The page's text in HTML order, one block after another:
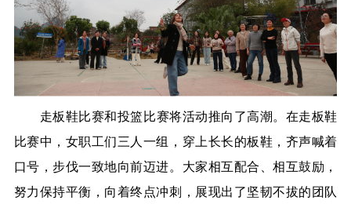
走板鞋比赛和投篮比赛将活动推向了高潮。在走板鞋
比赛中，女职工们三人一组，穿上长长的板鞋，齐声喊着
口号，步伐一致地向前迈进。大家相互配合、相互鼓励，
努力保持平衡，向着终点冲刺，展现出了坚韧不拔的团队